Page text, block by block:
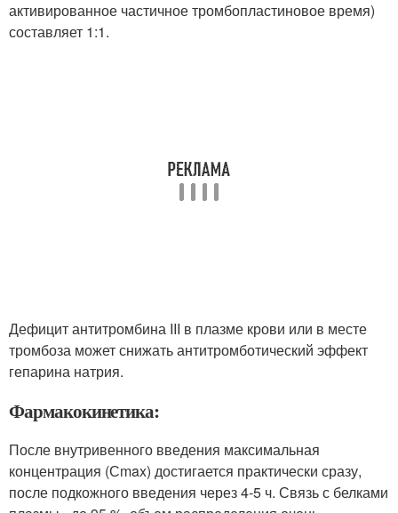
активированное частичное тромбопластиновое время)
составляет 1:1.
Дефицит антитромбина III в плазме крови или в месте
тромбоза может снижать антитромботический эффект
гепарина натрия.
Фармакокинетика:
После внутривенного введения максимальная
концентрация (Сmax) достигается практически сразу,
после подкожного введения через 4-5 ч. Связь с белками